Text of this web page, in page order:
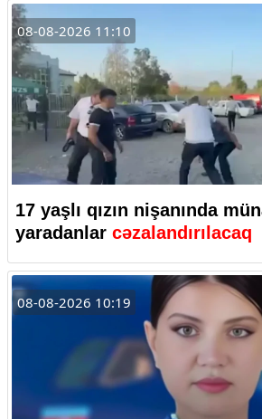
08-08-2026 11:10
17 yaşlı qızın nişanında
yaradanlar cəzalandırılacaq
08-08-2026 10:19